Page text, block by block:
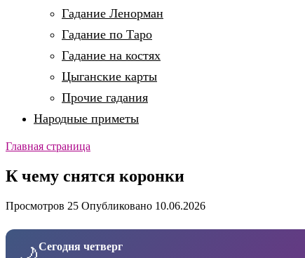
Гадание Ленорман
Гадание по Таро
Гадание на костях
Цыганские карты
Прочие гадания
Народные приметы
Главная страница
К чему снятся коронки
Просмотров 25 Опубликовано 10.06.2026
Сегодня четверг